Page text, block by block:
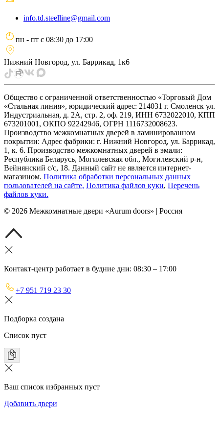
info.td.steelline@gmail.com
пн - пт с 08:30 до 17:00
Нижний Новгород, ул. Баррикад, 1к6
Общество с ограниченной ответственностью «Торговый Дом
«Стальная линия», юридический адрес: 214031 г. Смоленск ул.
Индустриальная, д. 2А, стр. 2, оф. 219, ИНН 6732022010, КПП
673201001, ОКПО 92242946, ОГРН 1116732008623.
Производство межкомнатных дверей в ламинированном
покрытии: Адрес фабрики: г. Нижний Новгород, ул. Баррикад,
1, к. 6. Производство межкомнатных дверей в эмали:
Республика Беларусь, Могилевская обл., Могилевский р-н,
Вейнянский с/с, 18. Данный сайт не является интернет-
магазином. Политика обработки персональных данных
пользователей на сайте, Политика файлов куки, Перечень
файлов куки.
© 2026 Межкомнатные двери «Aurum doors» | Россия
Контакт-центр работает в будние дни: 08:30 – 17:00
+7 951 719 23 30
Подборка создана
Список пуст
Ваш список избранных пуст
Добавить двери